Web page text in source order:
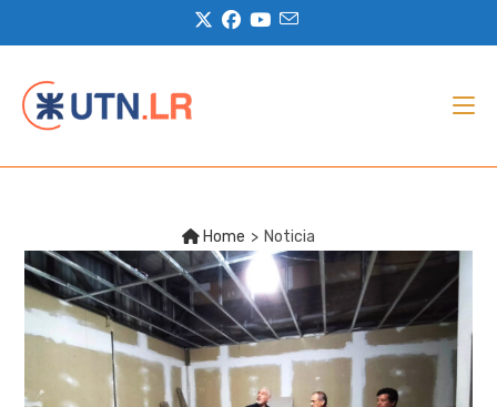
Home > Noticia